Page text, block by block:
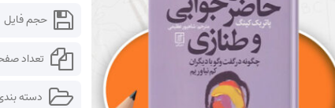
حجم فایل
تعداد
دسته